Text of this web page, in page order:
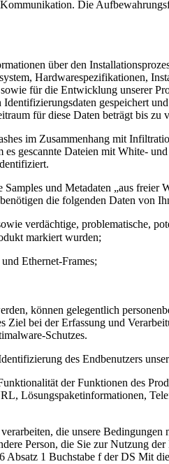
Die
über den
Hardwarespezifikationen,
für die Entwicklung unserer
gespeichert
für diese Daten beträgt bis zu
im Zusammenhang mit
gescannte Dateien mit White-
und Metadaten „aus
die folgenden Daten von
verdächtige, problematische,
markiert wurden;
Ethernet-Frames;
können gelegentlich
bei der Erfassung und
Schutzes.
des Endbenutzers
der Funktionen des
Lösungspaketinformationen,
die unsere
Person, die Sie zur Nutzung
1 Buchstabe f der DS Mit